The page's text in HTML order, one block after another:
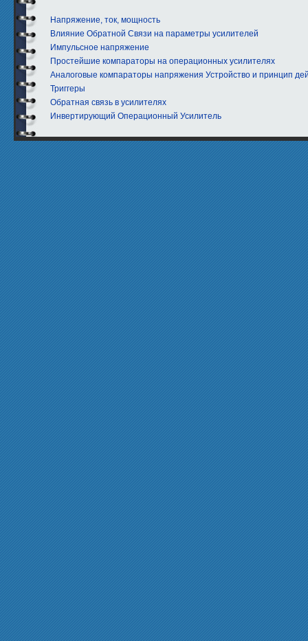
Напряжение, ток, мощность
Влияние Обратной Связи на параметры усилителей
Импульсное напряжение
Простейшие компараторы на операционных усилителях
Аналоговые компараторы напряжения Устройство и принцип
Триггеры
Обратная связь в усилителях
Инвертирующий Операционный Усилитель